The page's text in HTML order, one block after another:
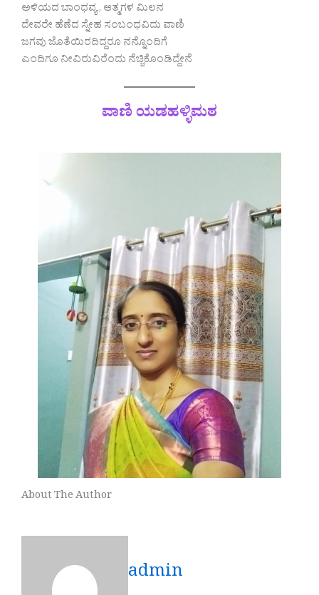
ಅಳಿಯದ ಬಾಂಧವ್ಯ , ಆತ್ಮಗಳ ಮಿಲನ
ದೇವರೇ ಹೆಣೆದ ಸ್ನೇಹ ಸಂಬಂಧವಿದು ವಾಣಿ
ಜಗವು ಜೊತೆಯಿರದಿದ್ದರೂ ನನ್ನೊಂದಿಗೆ
ಎಂದಿಗೂ ನೀವಿರುವಿರೆಂದು ನೆಚ್ಚಿಕೊಂಡಿದ್ದೇನೆ
ವಾಣಿ ಯಡಹಳ್ಳಿಮಠ
About The Author
admin